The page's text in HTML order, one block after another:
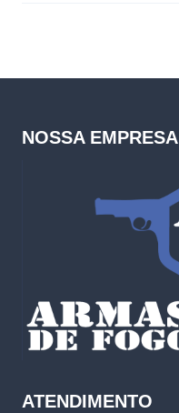
NOSSA EMPRESA
ATENDIMENTO